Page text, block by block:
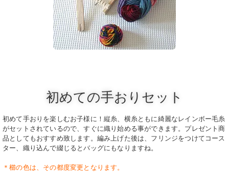
初めての手おりセット
初めて手おりを楽しむお子様に！縦糸、横糸ともに綺麗なレインボー毛糸
がセットされているので、すぐに織り始める事ができます。プレゼント商
品としてもおすすめ致します。編み上げた後は、フリンジをつけてコース
ター、織り込んで綴じるとバッグにもなりますね。
＊櫛の色は、その都度変更となります。